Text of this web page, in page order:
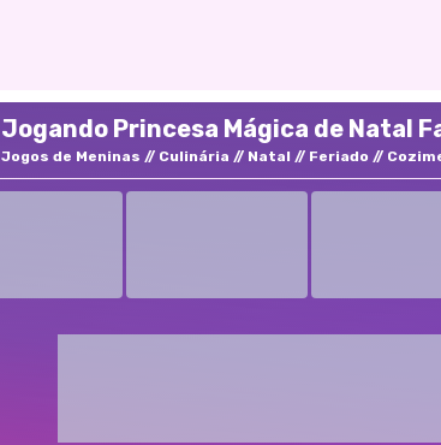
Jogando Princesa Mágica de Natal
Jogos de Meninas Culinária Natal Feriado